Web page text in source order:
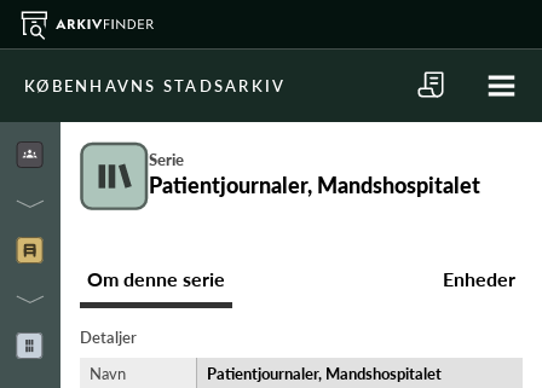
KØBENHAVNS STADSARKIV
Serie
Patientjournaler, Mandshospitalet
Om denne serie Enheder
Detaljer
Navn
Patientjournaler, Mandshospitalet